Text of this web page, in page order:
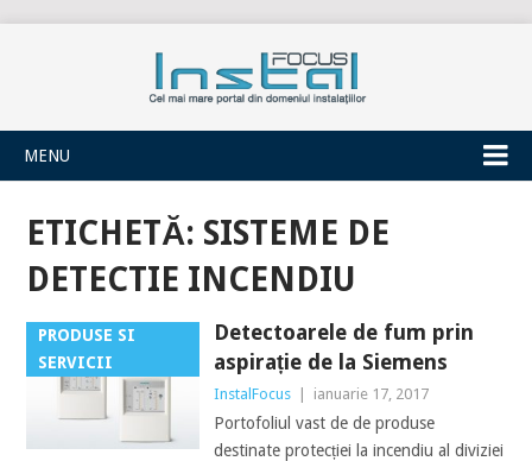
INSTALFOCUS
MENU
ETICHETĂ: SISTEME DE
DETECTIE INCENDIU
PRODUSE SI
SERVICII
Detectoarele de fum prin
aspirație de la Siemens
InstalFocus ianuarie 17, 2017
Portofoliul vast de de produse
destinate protecției la incendiu al diviziei